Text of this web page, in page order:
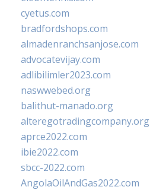
cyetus.com
bradfordshops.com
almadenranchsanjose.com
advocatevijay.com
adlibilimler2023.com
naswwebed.org
balithut-manado.org
alteregotradingcompany.org
aprce2022.com
ibie2022.com
sbcc-2022.com
AngolaOilAndGas2022.com